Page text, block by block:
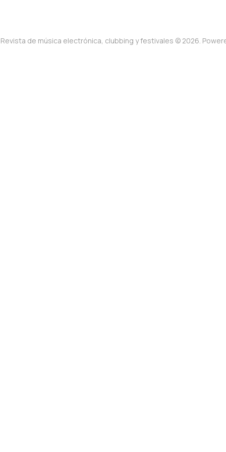
de música electrónica, clubbing y festivales © 2026.